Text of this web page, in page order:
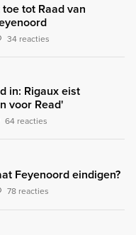
tot Raad van
34 reacties
in: Rigaux eist
voor Read'
64 reacties
Feyenoord eindigen?
78 reacties